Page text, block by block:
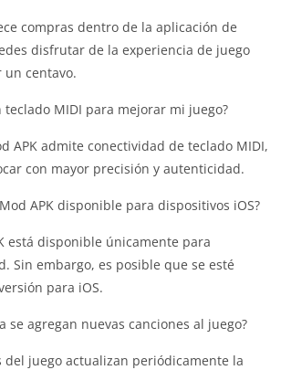
compras dentro de la aplicación de
disfrutar de la experiencia de juego
un centavo.
teclado MIDI para mejorar mi juego?
APK admite conectividad de teclado MIDI,
con mayor precisión y autenticidad.
APK disponible para dispositivos iOS?
está disponible únicamente para
Sin embargo, es posible que se esté
para iOS.
se agregan nuevas canciones al juego?
del juego actualizan periódicamente la